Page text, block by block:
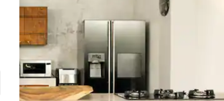
nach oben und unten oder erkunde die